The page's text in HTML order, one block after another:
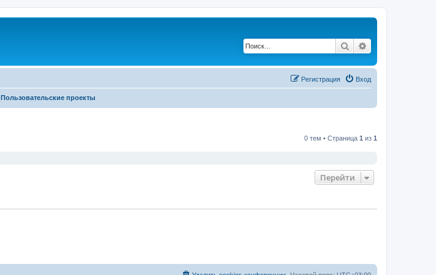
Поиск
Вход
Регистрация
Пользовательские проекты
0 тем • Страница 1 из 1
Перейти